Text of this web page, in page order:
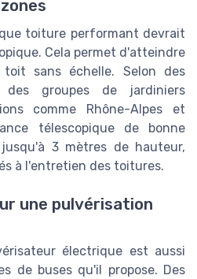
toiture performant devrait
Cela permet d'atteindre
sans échelle. Selon des
des groupes de jardiniers
comme Rhône-Alpes et
télescopique de bonne
3 mètres de hauteur,
à l'entretien des toitures.
une pulvérisation
électrique est aussi
de buses qu'il propose. Des